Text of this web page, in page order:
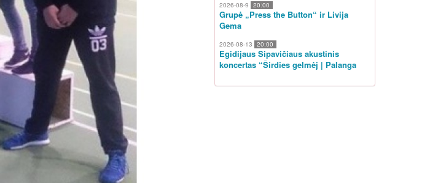
2026-08-9 20:00
Grupė „Press the Button“ ir Livija
Gema
2026-08-13 20:00
Egidijaus Sipavičiaus akustinis
koncertas “Širdies gelmėj | Palanga